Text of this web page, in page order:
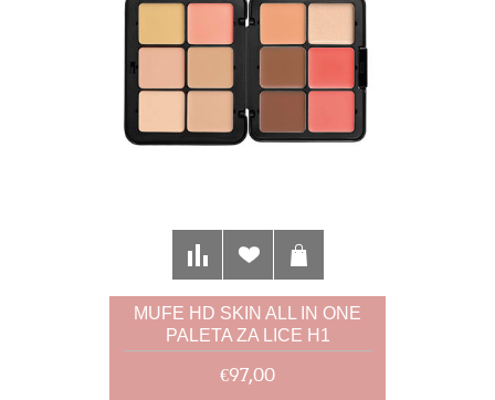
MUFE HD SKIN ALL IN ONE
PALETA ZA LICE H1
€97,00